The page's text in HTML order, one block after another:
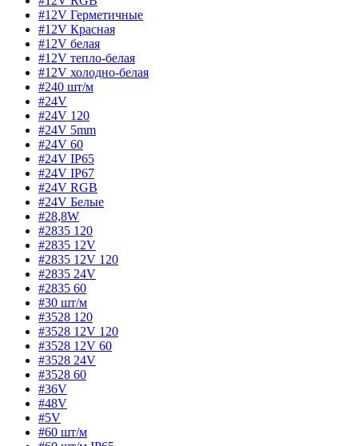
#12V Герметичные
#12V Красная
#12V белая
#12V тепло-белая
#12V холодно-белая
#240 шт/м
#24V
#24V 120
#24V 5mm
#24V 60
#24V IP65
#24V IP67
#24V RGB
#24V Белые
#28,8W
#2835 120
#2835 12V
#2835 12V 120
#2835 24V
#2835 60
#30 шт/м
#3528 120
#3528 12V 120
#3528 12V 60
#3528 24V
#3528 60
#36V
#48V
#5V
#60 шт/м